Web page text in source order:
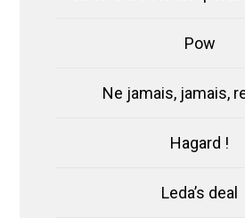
Pow
Ne jamais, jamais,
Hagard !
Leda’s deal